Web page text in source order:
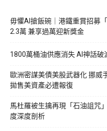
毋懼AI搶飯碗｜港鐵重賞招募
2.3萬 兼享過萬迎新獎金
1800萬桶油供應消失 AI神話破
歐洲密謀美債美股武器化 挪威
拋售美資產必遭報復
馬杜羅被生擒再現「石油詛咒
度深度剖析